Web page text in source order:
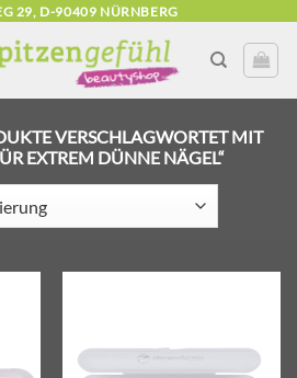
29, D-90409 NÜRNBERG
VERSCHLAGWORTET MIT
EXTREM DÜNNE NÄGEL“
hinzufügen